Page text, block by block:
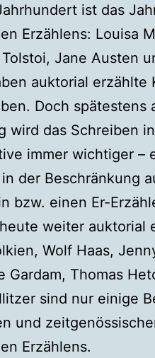
ist das
Erzählens: Louisa
Jane Austen
auktorial erzählte
Doch spätestens
wird das Schreiben
immer wichtiger –
der Beschränkung
bzw. einen Er-
weiter auktorial
Wolf Haas,
Gardam, Thomas
sind nur einige
und
Erzählens.